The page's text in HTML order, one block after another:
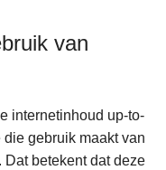
van
internetinhoud up-to-
gebruik maakt van
Dat betekent dat deze